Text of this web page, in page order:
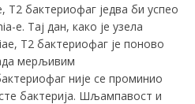
Т2 бактериофаг једва би успео
е. Тај дан, како је узела
Т2 бактериофаг је поново
мерљивим
није се проминио
бактерија. Шљампавост и